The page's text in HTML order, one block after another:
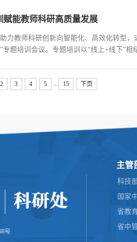
能教师科研高质量发展
力教师科研创新向智能化、高效化转型
题培训会议。专题培训以“线上+线下”相
2 3 4 5 ... 15 下页
号
主管
科技
国家
省教
省中